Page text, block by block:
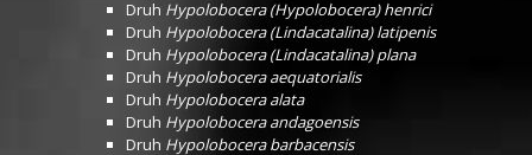
Druh Hypolobocera (Hypolobocera) henrici
Druh Hypolobocera (Lindacatalina) latipenis
Druh Hypolobocera (Lindacatalina) plana
Druh Hypolobocera aequatorialis
Druh Hypolobocera alata
Druh Hypolobocera andagoensis
Druh Hypolobocera barbacensis